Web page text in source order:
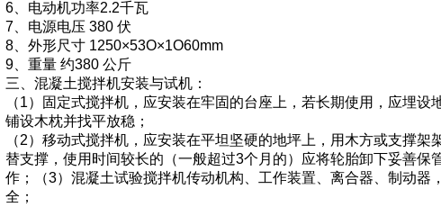
6、电动机功率2.2千瓦
7、电源电压 380 伏
8、外形尺寸 1250×53O×1O60mm
9、重量 约380 公斤
三、混凝土搅拌机安装与试机：
（1）固定式搅拌机，应安装在牢固的台座上，若长期使用，应埋
铺设木枕并找平放稳；
（2）移动式搅拌机，应安装在平坦坚硬的地坪上，用木方或支撑
替支撑，使用时间较长的（一般超过3个月的）应将轮胎卸下妥善保
作；（3）混凝土试验搅拌机传动机构、工作装置、离合器、制动器
全；